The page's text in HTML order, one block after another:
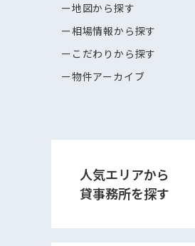
地図から探す
相場情報から探す
こだわりから探す
物件アーカイブ
人気エリアから
貸事務所を探す